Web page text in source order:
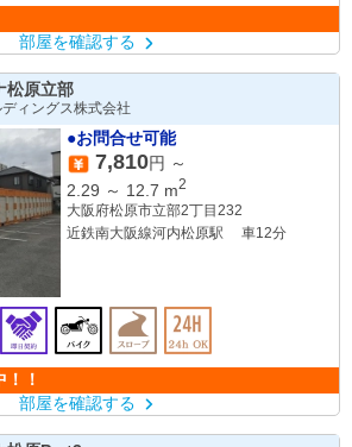
部屋を確認する
松原立部
ィングス株式会社
●お問合せ可能
7,810円 ～
2.29 ～ 12.7 m2
大阪府松原市立部2丁目232
近鉄南大阪線河内松原駅 車12分
！
部屋を確認する